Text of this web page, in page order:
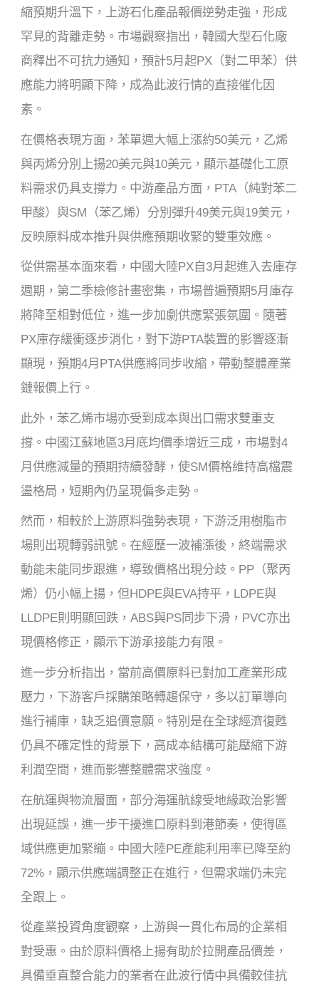
縮預期升溫下，上游石化產品報價逆勢走強，形成
罕見的背離走勢。市場觀察指出，韓國大型石化廠
商釋出不可抗力通知，預計5月起PX（對二甲苯）供
應能力將明顯下降，成為此波行情的直接催化因
素。
在價格表現方面，苯單週大幅上漲約50美元，乙烯
與丙烯分別上揚20美元與10美元，顯示基礎化工原
料需求仍具支撐力。中游產品方面，PTA（純對苯二
甲酸）與SM（苯乙烯）分別彈升49美元與19美元，
反映原料成本推升與供應預期收緊的雙重效應。
從供需基本面來看，中國大陸PX自3月起進入去庫存
週期，第二季檢修計畫密集，市場普遍預期5月庫存
將降至相對低位，進一步加劇供應緊張氛圍。隨著
PX庫存緩衝逐步消化，對下游PTA裝置的影響逐漸
顯現，預期4月PTA供應將同步收縮，帶動整體產業
鏈報價上行。
此外，苯乙烯市場亦受到成本與出口需求雙重支
撐。中國江蘇地區3月底均價季增近三成，市場對4
月供應減量的預期持續發酵，使SM價格維持高檔震
盪格局，短期內仍呈現偏多走勢。
然而，相較於上游原料強勢表現，下游泛用樹脂市
場則出現轉弱訊號。在經歷一波補漲後，終端需求
動能未能同步跟進，導致價格出現分歧。PP（聚丙
烯）仍小幅上揚，但HDPE與EVA持平，LDPE與
LLDPE則明顯回跌，ABS與PS同步下滑，PVC亦出
現價格修正，顯示下游承接能力有限。
進一步分析指出，當前高價原料已對加工產業形成
壓力，下游客戶採購策略轉趨保守，多以訂單導向
進行補庫，缺乏追價意願。特別是在全球經濟復甦
仍具不確定性的背景下，高成本結構可能壓縮下游
利潤空間，進而影響整體需求強度。
在航運與物流層面，部分海運航線受地緣政治影響
出現延誤，進一步干擾進口原料到港節奏，使得區
域供應更加緊繃。中國大陸PE產能利用率已降至約
72%，顯示供應端調整正在進行，但需求端仍未完
全跟上。
從產業投資角度觀察，上游與一貫化布局的企業相
對受惠。由於原料價格上揚有助於拉開產品價差，
具備垂直整合能力的業者在此波行情中具備較佳抗